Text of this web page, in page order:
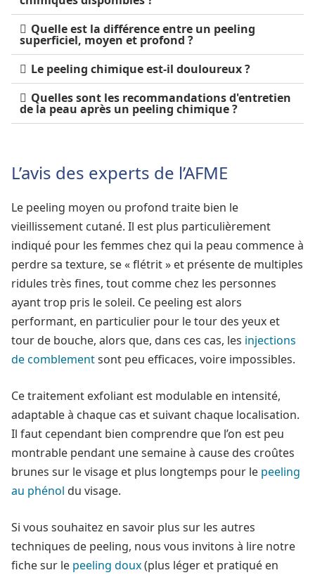
Quelle est la différence entre un peeling
superficiel, moyen et profond ?
Le peeling chimique est-il douloureux ?
Quelles sont les recommandations d'entretien
de la peau après un peeling chimique ?
L’avis des experts de l’AFME
Le peeling moyen ou profond traite bien le
vieillissement cutané. Il est plus particulièrement
indiqué pour les femmes chez qui la peau commence à
perdre sa texture, se « flétrit » et présente de multiples
ridules très fines, tout comme chez les personnes
ayant trop pris le soleil. Ce peeling est alors
performant, en particulier pour le tour des yeux et
tour de bouche, alors que, dans ces cas, les injections
de comblementsont peu efficaces, voire impossibles.
Ce traitement exfoliant est modulable en intensité,
adaptable à chaque cas et suivant chaque localisation.
Il faut cependant bien comprendre que l’on est peu
montrable pendant une semaine à cause des croûtes
brunes sur le visage et plus longtemps pour le peeling
au phénol du visage.
Si vous souhaitez en savoir plus sur les autres
techniques de peeling, nous vous invitons à lire notre
fiche sur le peeling doux(plus léger et pratiqué en